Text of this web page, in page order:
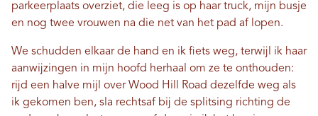
parkeerplaats overziet, die leeg is op haar truck, mijn busje
en nog twee vrouwen na die net van het pad af lopen.
We schudden elkaar de hand en ik fiets weg, terwijl ik haar
aanwijzingen in mijn hoofd herhaal om ze te onthouden:
rijd een halve mijl over Wood Hill Road dezelfde weg als
ik gekomen ben, sla rechtsaf bij de splitsing richting de